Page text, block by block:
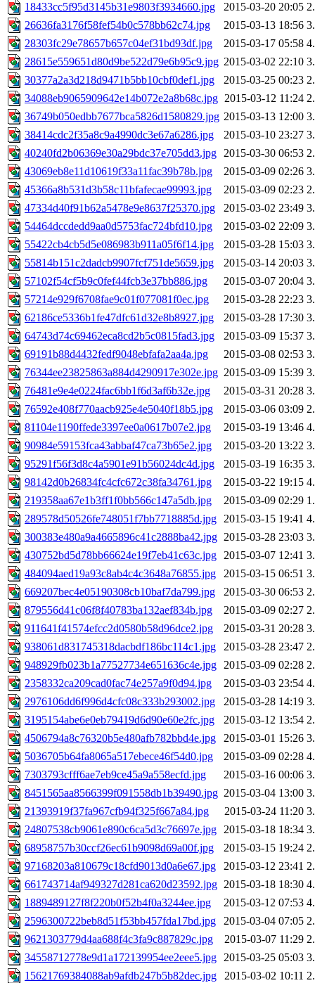
18433cc5f95d3145b31e9803f3934660.jpg 2015-03-20 20:05
26636fa3176f58fef54b0c578bb62c74.jpg
2015-03-13 18:56
28303fc29e78657b657c04ef31bd93df.jpg
2015-03-17 05:58
28615e559651d80d9be522d79e6b95c9.jpg 2015-03-02 22:10
30377a2a3d218d9471b5bb10cbf0def1.jpg
2015-03-25 00:23
34088eb9065909642e14b072e2a8b68c.jpg 2015-03-12 11:24
36749b050edbb7677bca5826d1580829.jpg 2015-03-13 12:00
38414cdc2f35a8c9a4990dc3e67a6286.jpg
2015-03-10 23:27
40240fd2b06369e30a29bdc37e705dd3.jpg 2015-03-30 06:53
43069eb8e11d10619f33a11fac39b78b.jpg
2015-03-09 02:26
45366a8b531d3b58c11bfafecae99993.jpg
2015-03-09 02:23
47334d40f91b62a5478e9e8637f25370.jpg
2015-03-02 23:49
54464dccdedd9aa0d5753fac724bfd10.jpg
2015-03-02 22:09
55422cb4cb5d5e086983b911a05f6f14.jpg
2015-03-28 15:03
55814b151c2dadcb9907fcf751de5659.jpg
2015-03-14 20:03
57102f54cf5b9c0fef44fcb3e37bb886.jpg
2015-03-07 20:04
57214e929f6708fae9c01f077081f0ec.jpg
2015-03-28 22:23
62186ce5336b1fe47dfc61d32e8b8927.jpg
2015-03-28 17:30
64743d74c69462eca8cd2b5c0815fad3.jpg
2015-03-09 15:37
69191b88d4432fedf9048ebfafa2aa4a.jpg
2015-03-08 02:53
76344ee23825863a884d4290917e302e.jpg 2015-03-09 15:39
76481e9e4e0224fac6bb1f6d3af6b32e.jpg
2015-03-31 20:28
76592e408f770aacb925e4e5040f18b5.jpg
2015-03-06 03:09
81104e1190ffede3397ee0a0617b07e2.jpg
2015-03-19 13:46
90984e59153fca43abbaf47ca73b65e2.jpg
2015-03-20 13:22
95291f56f3d8c4a5901e91b56024dc4d.jpg
2015-03-19 16:35
98142d0b26834fc4cfc672c38fa34761.jpg
2015-03-22 19:15
219358aa67e1b3ff1f0bb566c147a5db.jpg
2015-03-09 02:29
289578d50526fe748051f7bb7718885d.jpg 2015-03-15 19:41
300383e480a9a4665896c41c2888ba42.jpg 2015-03-28 23:03
430752bd5d78bb66624e19f7eb41c63c.jpg 2015-03-07 12:41
484094aed19a93c8ab4c4c3648a76855.jpg
2015-03-15 06:51
669207bec4e05190308cb10baf7da799.jpg
2015-03-30 06:53
879556d41c06f8f40783ba132aef834b.jpg
2015-03-09 02:27
911641f41574efcc2d0580b58d96dce2.jpg
2015-03-31 20:28
938061d831745318dacbdf186bc114c1.jpg
2015-03-28 23:47
948929fb023b1a77527734e651636c4e.jpg 2015-03-09 02:28
2358332ca209cad0fac74e257a9f0d94.jpg
2015-03-03 23:54
2976106dd6f996d4cfc08c333b293002.jpg
2015-03-28 14:19
3195154abe6e0eb79419d6d90e60e2fc.jpg
2015-03-12 13:54
4506794a8c76320b5e480afb782bbd4e.jpg
2015-03-01 15:26
5036705b64fa8065a517ebece46f54d0.jpg
2015-03-09 02:28
7303793cfff6ae7eb9ce45a9a558ecfd.jpg
2015-03-16 00:06
8451565aa8566399f091558db1b39490.jpg 2015-03-04 13:00
21393919f37fa967cfb94f325f667a84.jpg
2015-03-24 11:20
24807538cb9061e890c6ca5d3c76697e.jpg 2015-03-18 18:34
68958757b30ccf26ec61b9098d69a00f.jpg
2015-03-15 19:24
97168203a810679c18cfd9013d0a6e67.jpg
2015-03-12 23:41
661743714af949327d281ca620d23592.jpg 2015-03-18 18:30
1889489127f8f220b0f52b4f0a3244ee.jpg
2015-03-12 07:53
2596300722beb8d51f53bb457fda17bd.jpg
2015-03-04 07:05
9621303779d4aa688f4c3fa9c887829c.jpg
2015-03-07 11:29
34558712778e9d1a172139954ee2eee5.jpg 2015-03-25 05:03
15621769384088ab9afdb247b5b82dec.jpg
2015-03-02 10:11